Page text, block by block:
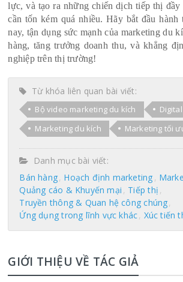
lực, và tạo ra những chiến dịch tiếp thị đầy
cần tốn kém quá nhiều. Hãy bắt đầu hành
nay, tận dụng sức mạnh của marketing du
hàng, tăng trưởng doanh thu, và khẳng
nghiệp trên thị trường!
Từ khóa liên quan bài viết:
Bộ video marketing du kích
Marketing du kích
Marketing tối
Danh mục bài viết:
Bán hàng Hoạch định marketing
Quảng cáo & Khuyến mại
Tiếp thị
Truyền thông & Quan hệ công chúng
Ứng dụng trong lĩnh vực khác Xúc tiến
GIỚI THIỆU VỀ TÁC GIẢ